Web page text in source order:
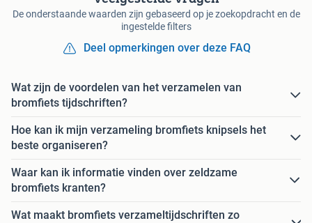
De onderstaande waarden zijn gebaseerd op je zoekopdracht en de
ingestelde filters
Deel opmerkingen over deze FAQ
Wat zijn de voordelen van het verzamelen van
bromfiets tijdschriften?
Hoe kan ik mijn verzameling bromfiets knipsels het
beste organiseren?
Waar kan ik informatie vinden over zeldzame
bromfiets kranten?
Wat maakt bromfiets verzameltijdschriften zo